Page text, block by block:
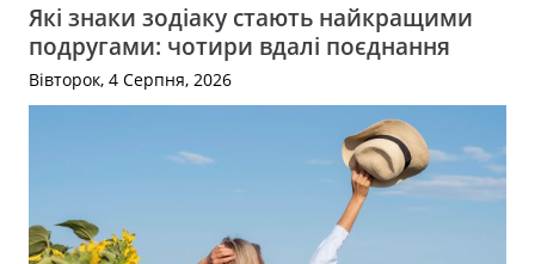
Які знаки зодіаку стають найкращими
подругами: чотири вдалі поєднання
Вівторок, 4 Серпня, 2026